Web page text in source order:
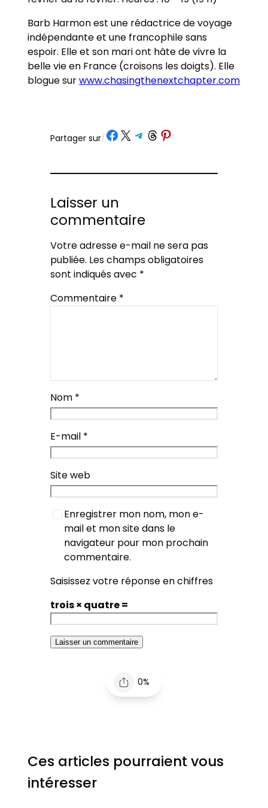
Barb Harmon est une rédactrice de voyage
indépendante et une francophile sans
espoir. Elle et son mari ont hâte de vivre la
belle vie en France (croisons les doigts). Elle
blogue surwww.chasingthenextchapter.com
Partager sur/ Partager sur Facebook
Partager sur X Partager sur Telegram
Partager sur Threads
Partager sur Pinterest
Laisser un
commentaire
Votre adresse e-mail ne sera pas
publiée. Les champs obligatoires
sont indiqués avec *
Commentaire *
Nom *
E-mail *
Site web
Enregistrer mon nom, mon e-
mail et mon site dans le
navigateur pour mon prochain
commentaire.
Saisissez votre réponse en chiffres
trois × quatre =
0%
Ces articles pourraient vous
intéresser